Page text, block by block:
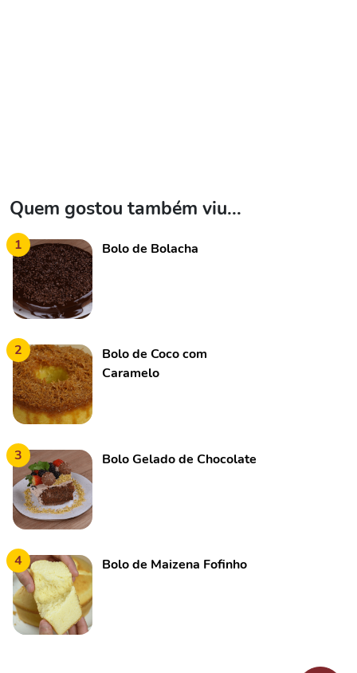
Quem gostou também viu...
1 Bolo de Bolacha
2
Bolo de Coco com
Caramelo
3 Bolo Gelado de Chocolate
4 Bolo de Maizena Fofinho